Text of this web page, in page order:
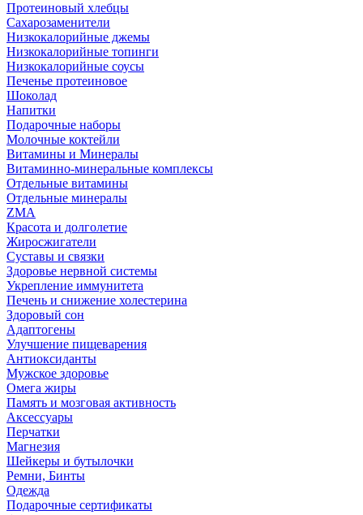
Протеиновый хлебцы
Сахарозаменители
Низкокалорийные джемы
Низкокалорийные топинги
Низкокалорийные соусы
Печенье протеиновое
Шоколад
Напитки
Подарочные наборы
Молочные коктейли
Витамины и Минералы
Витаминно-минеральные комплексы
Отдельные витамины
Отдельные минералы
ZMA
Красота и долголетие
Жиросжигатели
Суставы и связки
Здоровье нервной системы
Укрепление иммунитета
Печень и снижение холестерина
Здоровый сон
Адаптогены
Улучшение пищеварения
Антиоксиданты
Мужское здоровье
Омега жиры
Память и мозговая активность
Аксессуары
Перчатки
Магнезия
Шейкеры и бутылочки
Ремни, Бинты
Одежда
Подарочные сертификаты